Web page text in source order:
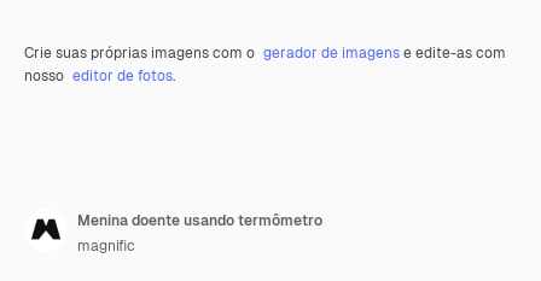
Crie suas próprias imagens com o gerador de imagense edite-as com
nosso editor de fotos.
Menina doente usando termômetro
magnific